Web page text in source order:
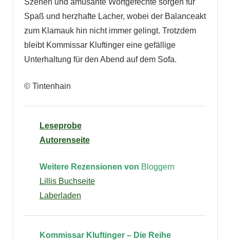
Szenen und amüsante Wortgefechte sorgen für
Spaß und herzhafte Lacher, wobei der Balanceakt
zum Klamauk hin nicht immer gelingt. Trotzdem
bleibt Kommissar Kluftinger eine gefällige
Unterhaltung für den Abend auf dem Sofa.
© Tintenhain
Leseprobe
Autorenseite
Weitere Rezensionen von Bloggern
Lillis Buchseite
Laberladen
Kommissar Kluftinger – Die Reihe